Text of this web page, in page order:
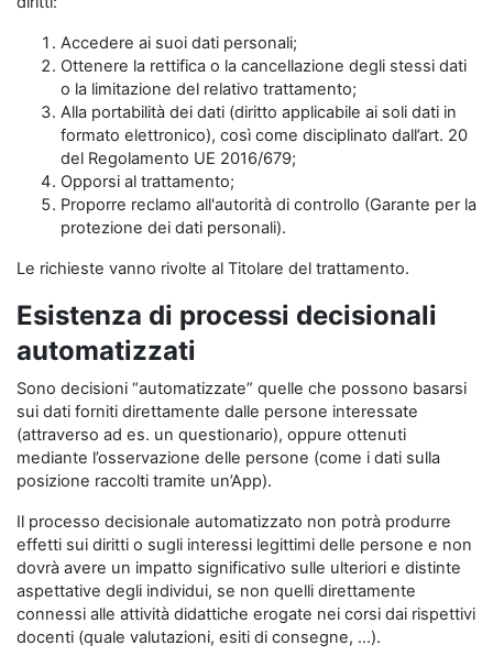
Accedere ai suoi dati personali;
Ottenere la rettifica o la cancellazione degli stessi dati
o la limitazione del relativo trattamento;
Alla portabilità dei dati (diritto applicabile ai soli dati in
formato elettronico), così come disciplinato dall’art. 20
del Regolamento UE 2016/679;
Opporsi al trattamento;
Proporre reclamo all'autorità di controllo (Garante per la
protezione dei dati personali).
Le richieste vanno rivolte al Titolare del trattamento.
Esistenza di processi decisionali
automatizzati
Sono decisioni “automatizzate” quelle che possono basarsi
sui dati forniti direttamente dalle persone interessate
(attraverso ad es. un questionario), oppure ottenuti
mediante l’osservazione delle persone (come i dati sulla
posizione raccolti tramite un’App).
Il processo decisionale automatizzato non potrà produrre
effetti sui diritti o sugli interessi legittimi delle persone e non
dovrà avere un impatto significativo sulle ulteriori e distinte
aspettative degli individui, se non quelli direttamente
connessi alle attività didattiche erogate nei corsi dai rispettivi
docenti (quale valutazioni, esiti di consegne, …).